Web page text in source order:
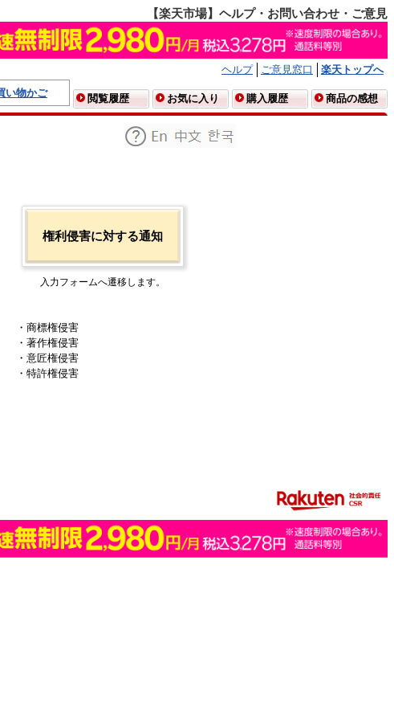
【楽天市場】ヘルプ・お問い合わせ・ご意見
ヘルプ ご意見窓口
楽天トップへ
い物かご
閲覧履歴 お気に入り 購入履歴 商品の感想
権利侵害に対する通知
入力フォームへ遷移します。
・商標権侵害
・著作権侵害
・意匠権侵害
・特許権侵害